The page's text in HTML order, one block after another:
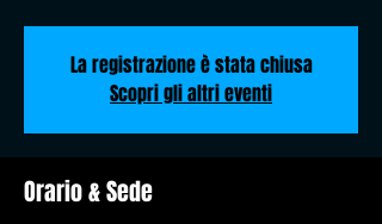
La registrazione è stata chiusa
Scopri gli altri eventi
Orario & Sede